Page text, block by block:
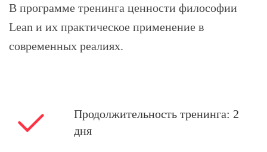
В программе тренинга ценности философии
Lean и их практическое применение в
современных реалиях.
Продолжительность тренинга: 2
дня